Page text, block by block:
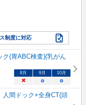
制度に対応
ク(胃ABC検査)(乳がん
8月 9月 10月
× ○ ○
人間ドック+全身CT(頭